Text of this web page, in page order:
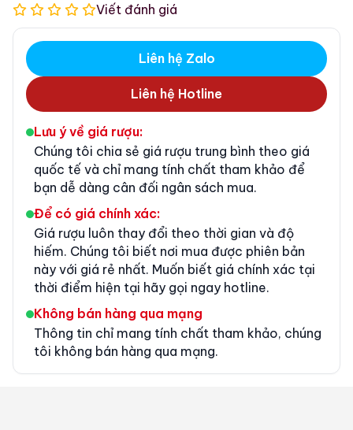
Viết đánh giá
Liên hệ Zalo
Liên hệ Hotline
Lưu ý về giá rượu:
Chúng tôi chia sẻ giá rượu trung bình theo giá
quốc tế và chỉ mang tính chất tham khảo để
bạn dễ dàng cân đối ngân sách mua.
Để có giá chính xác:
Giá rượu luôn thay đổi theo thời gian và độ
hiếm. Chúng tôi biết nơi mua được phiên bản
này với giá rẻ nhất. Muốn biết giá chính xác tại
thời điểm hiện tại hãy gọi ngay hotline.
Không bán hàng qua mạng
Thông tin chỉ mang tính chất tham khảo, chúng
tôi không bán hàng qua mạng.